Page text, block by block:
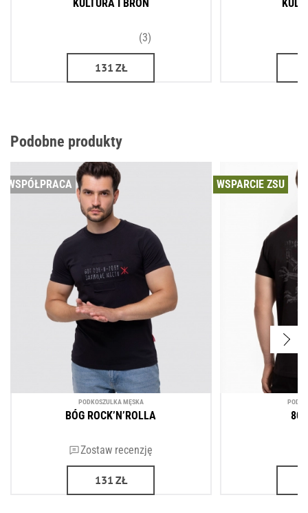
KULTURA I BROŃ
(3)
131 ZŁ
Podobne produkty
WSPÓŁPRACA
PODKOSZULKA MĘSKA
BÓG ROCK’N’ROLLA
Zostaw recenzję
131 ZŁ
WSPARCIE ZSU
80